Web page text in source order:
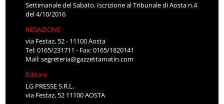
Settimanale del Sabato. Iscrizione al Tribunale di Aosta n.4
del 4/10/2016
REDAZIONE
via Festaz, 52 - 11100 Aosta
Tel: 0165/231711 - Fax: 0165/1820141
Mail:segreteria@gazzettamatin.com
Editore
LG PRESSE S.R.L.
via Festaz, 52 11100 AOSTA